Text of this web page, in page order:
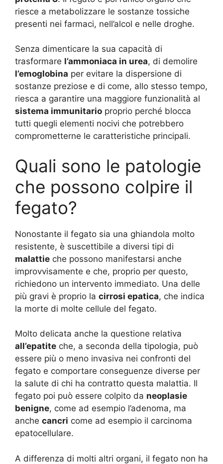
riesce a metabolizzare le sostanze tossiche
presenti nei farmaci, nell’alcol e nelle droghe.
Senza dimenticare la sua capacità di
trasformare l’ammoniaca in urea, di demolire
l’emoglobina per evitare la dispersione di
sostanze preziose e di come, allo stesso tempo,
riesca a garantire una maggiore funzionalità al
sistema immunitario proprio perché blocca
tutti quegli elementi nocivi che potrebbero
comprometterne le caratteristiche principali.
Quali sono le patologie
che possono colpire il
fegato?
Nonostante il fegato sia una ghiandola molto
resistente, è suscettibile a diversi tipi di
malattie che possono manifestarsi anche
improvvisamente e che, proprio per questo,
richiedono un intervento immediato. Una delle
più gravi è proprio la cirrosi epatica, che indica
la morte di molte cellule del fegato.
Molto delicata anche la questione relativa
all’epatite che, a seconda della tipologia, può
essere più o meno invasiva nei confronti del
fegato e comportare conseguenze diverse per
la salute di chi ha contratto questa malattia. Il
fegato poi può essere colpito da neoplasie
benigne, come ad esempio l’adenoma, ma
anche cancri come ad esempio il carcinoma
epatocellulare.
A differenza di molti altri organi, il fegato non ha